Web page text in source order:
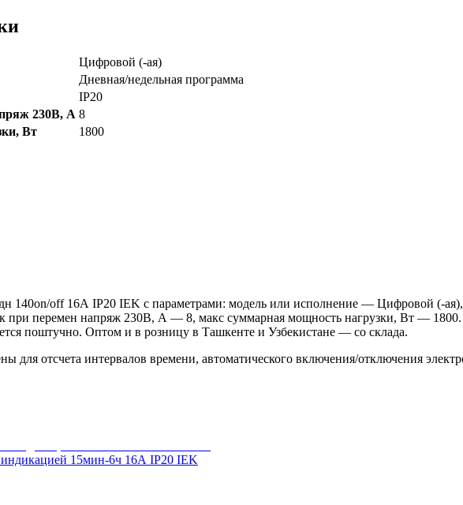
Цифровой (-ая)
Дневная/недельная программа
IP20
230В, А 8
Вт
1800
140on/off 16А IP20 IEK с параметрами: модель или исполнение — Цифровой (-
перемен напряж 230В, А — 8, макс суммарная мощность нагрузки, Вт — 1800.
поштучно. Оптом и в розницу в Ташкенте и Узбекистане — со склада.
для отсчета интервалов времени, автоматического включения/отключения
15мин-6ч 16А IP20 IEK